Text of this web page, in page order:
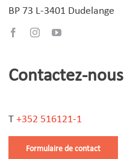
BP 73 L-3401 Dudelange
Contactez-nous
T +352 516121-1
Formulaire de contact